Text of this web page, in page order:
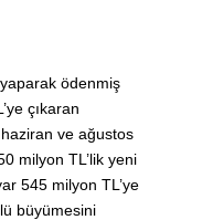
yaparak ödenmiş
çıkaran
haziran ve ağustos
milyon TL’lik yeni
545 milyon TL’ye
büyümesini